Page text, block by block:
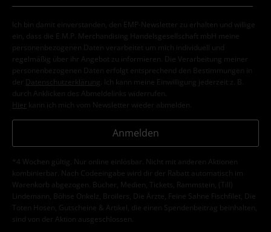
Ich bin damit einverstanden, den EMP-Newsletter zu erhalten und willige
ein, dass die E.M.P. Merchandising Handelsgesellschaft mbH meine
personenbezogenen Daten verarbeitet um mich individuell und
regelmäßig über ihr Angebot zu informieren. Die Verarbeitung meiner
personenbezogenen Daten erfolgt entsprechend den Bestimmungen in
der
Datenschutzerklärung
. Ich kann meine Einwilligung jederzeit z. B.
durch Anklicken des Abmeldelinks widerrufen.
Hier kann ich mich vom Newsletter wieder abmelden.
Anmelden
*4 Wochen gültig. Nur online einlösbar. Nicht mit anderen Aktionen
kombinierbar. Nach Codeeingabe wird dir der Rabatt automatisch im
Warenkorb abgezogen. Bücher, Medien, Tickets, Rammstein, (Till)
Lindemann, Böhse Onkelz, Broilers, Die Ärzte, Feine Sahne Fischfilet, Die
Toten Hosen, Gutscheine & Artikel, die einen Spendenbeitrag beinhalten,
sind von der Aktion ausgeschlossen.